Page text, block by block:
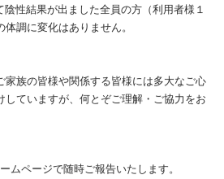
性結果が出ました全員の方（利用者様１
体調に変化はありません。
家族の皆様や関係する皆様には多大なご心
していますが、何とぞご理解・ご協力をお
ムページで随時ご報告いたします。